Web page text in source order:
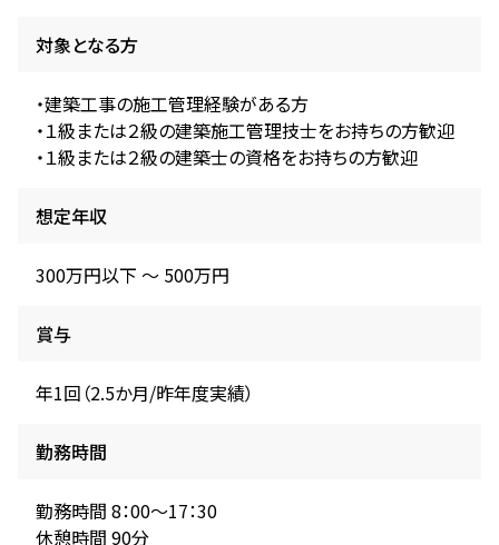
対象となる方
・建築工事の施工管理経験がある方
・１級または２級の建築施工管理技士をお持ちの方歓迎
・１級または２級の建築士の資格をお持ちの方歓迎
想定年収
300万円以下 〜 500万円
賞与
年1回（2.5か月/昨年度実績）
勤務時間
勤務時間 8：00～17：30
休憩時間 90分